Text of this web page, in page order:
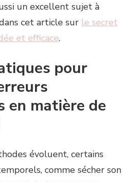
un excellent sujet à
cet article sur le secret
et efficace.
pour
en matière de
évoluent, certains
comme sécher son